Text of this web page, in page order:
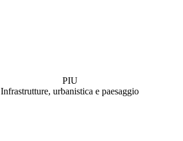
PIU
Infrastrutture, urbanistica e paesaggio